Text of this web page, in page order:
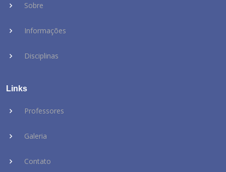
Sobre
Informações
Disciplinas
Links
Professores
Galeria
Contato